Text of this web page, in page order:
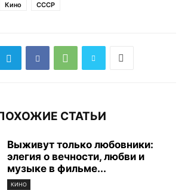
Кино СССР
СТАТЬИ
Выживут только любовники:
элегия о вечности, любви и
музыке в фильме...
КИНО